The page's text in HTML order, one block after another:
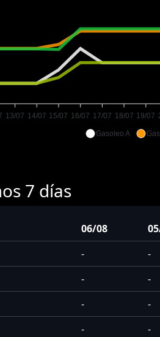
13/07 14/07 15/07 16/07 17/07 18/07 19/07
Gasoleo A
7 días
06/08
- -
- -
- -
- -